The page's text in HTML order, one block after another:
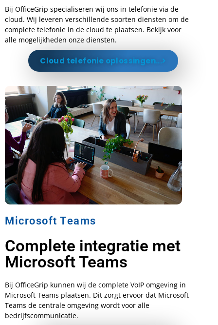
Bij OfficeGrip specialiseren wij ons in telefonie via de
cloud. Wij leveren verschillende soorten diensten om de
complete telefonie in de cloud te plaatsen. Bekijk voor
alle mogelijkheden onze diensten.
Cloud telefonie oplossingen...
Microsoft Teams
Complete integratie met
Microsoft Teams
Bij OfficeGrip kunnen wij de complete VoIP omgeving in
Microsoft Teams plaatsen. Dit zorgt ervoor dat Microsoft
Teams de centrale omgeving wordt voor alle
bedrijfscommunicatie.